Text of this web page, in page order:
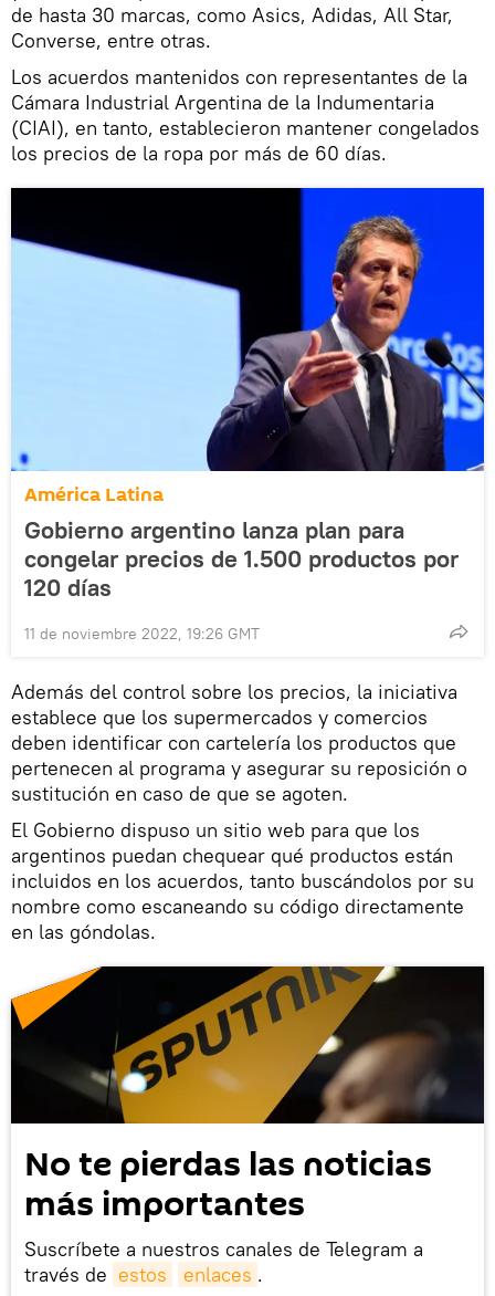
de hasta 30 marcas, como Asics, Adidas, All Star,
Converse, entre otras.
Los acuerdos mantenidos con representantes de la
Cámara Industrial Argentina de la Indumentaria
(CIAI), en tanto, establecieron mantener congelados
los precios de la ropa por más de 60 días.
América Latina
Gobierno argentino lanza plan para
congelar precios de 1.500 productos por
120 días
11 de noviembre 2022, 19:26 GMT
Además del control sobre los precios, la iniciativa
establece que los supermercados y comercios
deben identificar con cartelería los productos que
pertenecen al programa y asegurar su reposición o
sustitución en caso de que se agoten.
El Gobierno dispuso un sitio web para que los
argentinos puedan chequear qué productos están
incluidos en los acuerdos, tanto buscándolos por su
nombre como escaneando su código directamente
en las góndolas.
No te pierdas las noticias
más importantes
Suscríbete a nuestros canales de Telegram a
través de estos enlaces .